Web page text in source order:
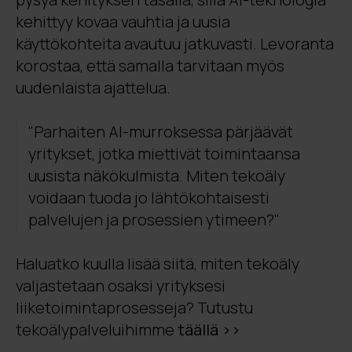
kehittyy kovaa vauhtia ja uusia
käyttökohteita avautuu jatkuvasti. Levoranta
korostaa, että samalla tarvitaan myös
uudenlaista ajattelua.
"Parhaiten AI-murroksessa pärjäävät
yritykset, jotka miettivät toimintaansa
uusista näkökulmista. Miten tekoäly
voidaan tuoda jo lähtökohtaisesti
palvelujen ja prosessien ytimeen?"
Haluatko kuulla lisää siitä, miten tekoäly
valjastetaan osaksi yrityksesi
liiketoimintaprosesseja? Tutustu
tekoälypalveluihimme täällä >>